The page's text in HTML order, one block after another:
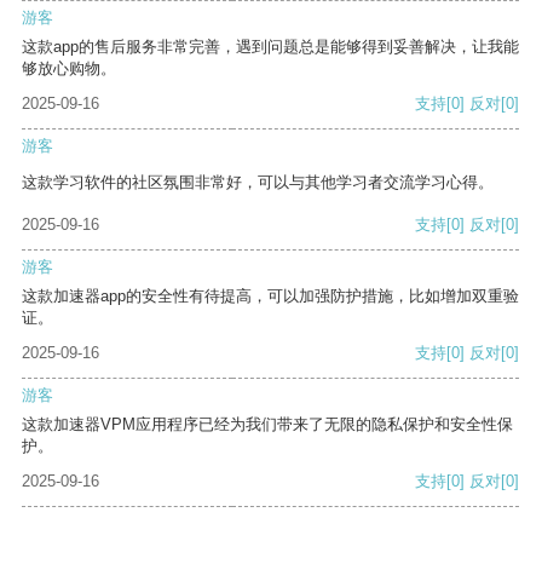
游客
这款app的售后服务非常完善，遇到问题总是能够得到妥善解决，让我能
够放心购物。
2025-09-16
支持[0] 反对[0]
游客
这款学习软件的社区氛围非常好，可以与其他学习者交流学习心得。
2025-09-16 支持[0] 反对[0]
游客
这款加速器app的安全性有待提高，可以加强防护措施，比如增加双重验
证。
2025-09-16
支持[0] 反对[0]
游客
这款加速器VPM应用程序已经为我们带来了无限的隐私保护和安全性保
护。
2025-09-16
支持[0] 反对[0]